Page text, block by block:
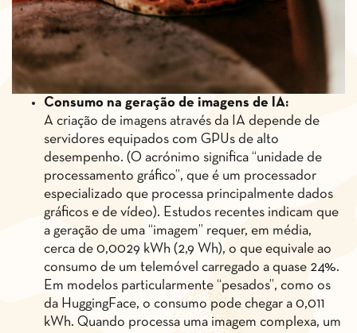
Consumo na geração de imagens de IA:
A criação de imagens através da IA depende de
servidores equipados com GPUs de alto
desempenho. (O acrónimo significa “unidade de
processamento gráfico”, que é um processador
especializado que processa principalmente dados
gráficos e de vídeo). Estudos recentes indicam que
a geração de uma “imagem” requer, em média,
cerca de 0,0029 kWh (2,9 Wh), o que equivale ao
consumo de um telemóvel carregado a quase 24%.
Em modelos particularmente “pesados”, como os
da HuggingFace, o consumo pode chegar a 0,011
kWh. Quando processa uma imagem complexa, um